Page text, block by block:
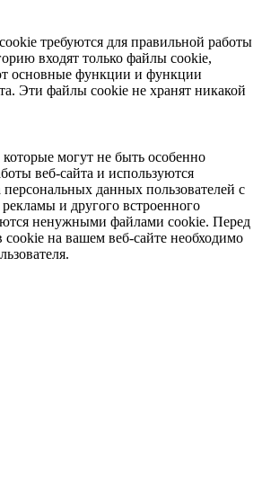
требуются для правильной работы
входят только файлы cookie,
основные функции и функции
Эти файлы cookie не хранят никакой
могут не быть особенно
веб-сайта и используются
персональных данных пользователей с
и другого встроенного
ненужными файлами cookie. Перед
cookie на вашем веб-сайте необходимо